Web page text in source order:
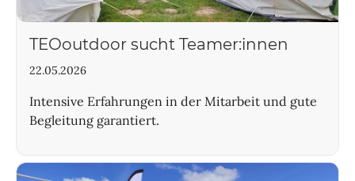
TEOoutdoor sucht Teamer:innen
22.05.2026
Intensive Erfahrungen in der Mitarbeit und gute
Begleitung garantiert.